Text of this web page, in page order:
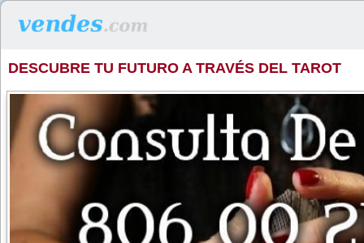
DESCUBRE TU FUTURO A TRAVÉS DEL TAROT